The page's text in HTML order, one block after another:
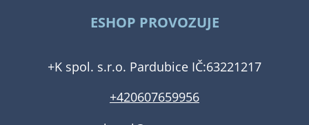
ESHOP PROVOZUJE
+K spol. s.r.o. Pardubice IČ:63221217
+420607659956